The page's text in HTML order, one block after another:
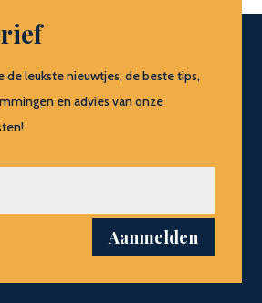
de leukste nieuwtjes, de beste tips,
en advies van onze
Aanmelden